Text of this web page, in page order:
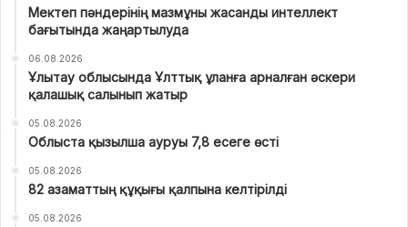
Мектеп пәндерінің мазмұны жасанды интеллект
бағытында жаңартылуда
06.08.2026
Ұлытау облысында Ұлттық ұланға арналған әскери
қалашық салынып жатыр
05.08.2026
Облыста қызылша ауруы 7,8 есеге өсті
05.08.2026
82 азаматтың құқығы қалпына келтірілді
05.08.2026